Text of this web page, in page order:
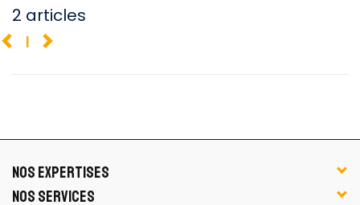
2 articles
1
NOS EXPERTISES
NOS SERVICES